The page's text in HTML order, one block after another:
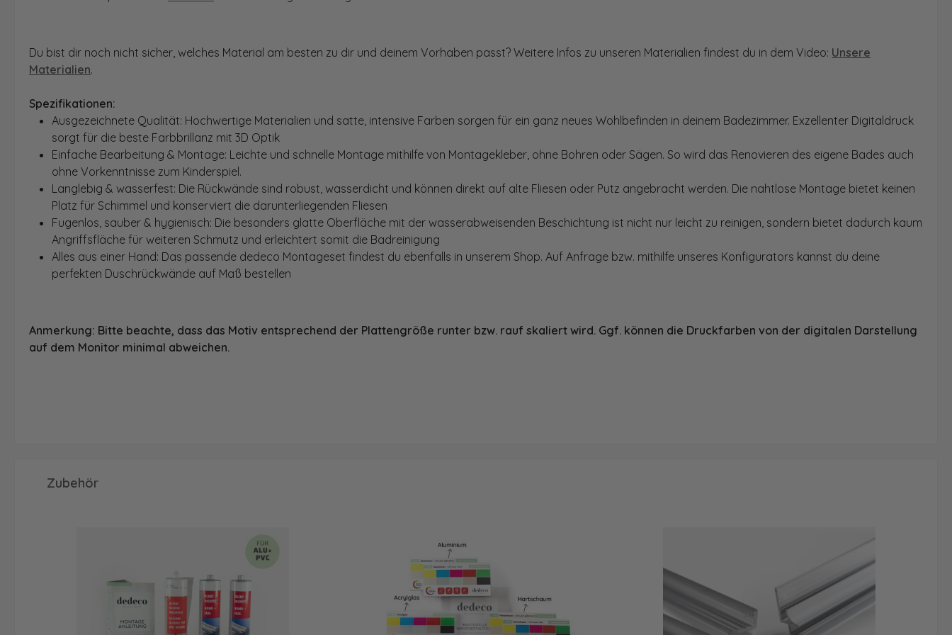
Du bist dir noch nicht sicher, welches Material am besten zu dir und deinem Vorhaben passt? Weitere Infos zu unseren Materialien findest du in dem Video: Unsere
Materialien.
Spezifikationen:
Ausgezeichnete Qualität: Hochwertige Materialien und satte, intensive Farben sorgen für ein ganz neues Wohlbefinden in deinem Badezimmer. Exzellenter Digitaldruck
sorgt für die beste Farbbrillanz mit 3D Optik
Einfache Bearbeitung & Montage: Leichte und schnelle Montage mithilfe von Montagekleber, ohne Bohren oder Sägen. So wird das Renovieren des eigene Bades auch
ohne Vorkenntnisse zum Kinderspiel.
Langlebig & wasserfest: Die Rückwände sind robust, wasserdicht und können direkt auf alte Fliesen oder Putz angebracht werden. Die nahtlose Montage bietet keinen
Platz für Schimmel und konserviert die darunterliegenden Fliesen
Fugenlos, sauber & hygienisch: Die besonders glatte Oberfläche mit der wasserabweisenden Beschichtung ist nicht nur leicht zu reinigen, sondern bietet dadurch kaum
Angriffsfläche für weiteren Schmutz und erleichtert somit die Badreinigung
Alles aus einer Hand: Das passende dedeco Montageset findest du ebenfalls in unserem Shop. Auf Anfrage bzw. mithilfe unseres Konfigurators kannst du deine
perfekten Duschrückwände auf Maß bestellen
Anmerkung: Bitte beachte, dass das Motiv entsprechend der Plattengröße runter bzw. rauf skaliert wird. Ggf. können die Druckfarben von der digitalen Darstellung
auf dem Monitor minimal abweichen.
Produktgalerie überspringen
Zubehör